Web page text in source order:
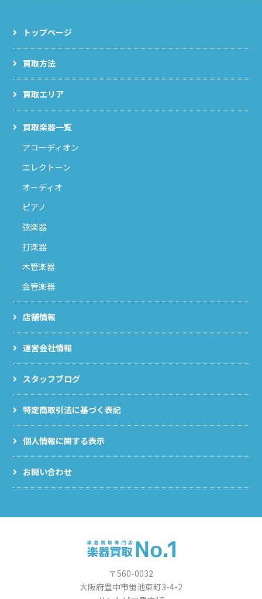
トップページ
買取方法
買取エリア
買取楽器一覧
アコーディオン
エレクトーン
オーディオ
ピアノ
弦楽器
打楽器
木管楽器
金管楽器
店舗情報
運営会社情報
スタッフブログ
特定商取引法に基づく表記
個人情報に関する表示
お問い合わせ
〒560-0032
大阪府豊中市蛍池東町3-4-2